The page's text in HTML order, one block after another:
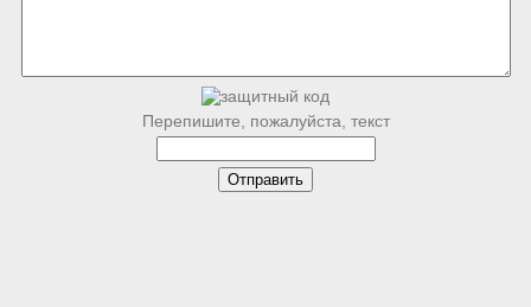
Перепишите, пожалуйста, текст